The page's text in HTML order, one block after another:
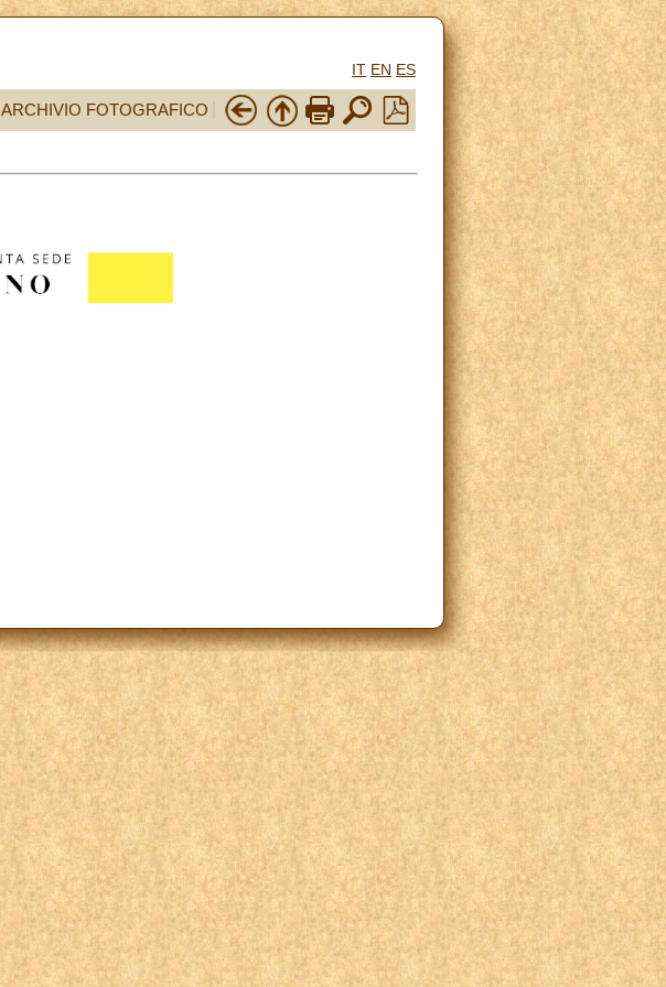
IT EN ES
ARCHIVIO FOTOGRAFICO